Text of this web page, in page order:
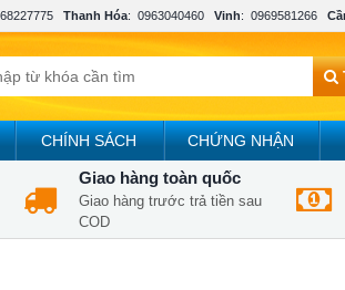
Thanh Hóa: 0963040460 Vinh: 0969581266
CHÍNH SÁCH CHỨNG NHẬN
Giao hàng toàn quốc
Giao hàng trước trả tiền sau
COD